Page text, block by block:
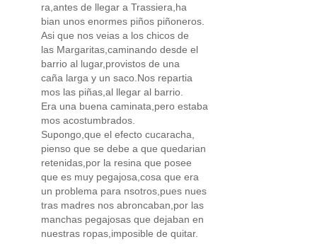
ra,antes de llegar a Trassiera,ha
bian unos enormes piños piñoneros.
Asi que nos veias a los chicos de
las Margaritas,caminando desde el
barrio al lugar,provistos de una
caña larga y un saco.Nos repartia
mos las piñas,al llegar al barrio.
Era una buena caminata,pero estaba
mos acostumbrados.
Supongo,que el efecto cucaracha,
pienso que se debe a que quedarian
retenidas,por la resina que posee
que es muy pegajosa,cosa que era
un problema para nsotros,pues nues
tras madres nos abroncaban,por las
manchas pegajosas que dejaban en
nuestras ropas,imposible de quitar.